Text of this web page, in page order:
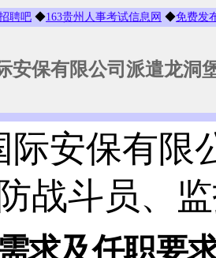
聘吧 ◆163贵州人事考试信息网 ◆免费发
安保有限公司派遣龙洞
际安保有限
防战斗员、
求及任职要